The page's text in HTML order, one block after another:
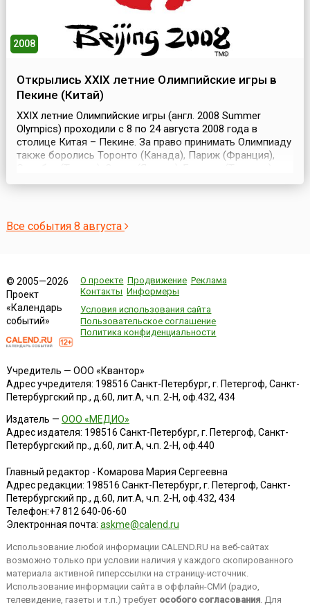
2008
Открылись XXIX летние Олимпийские игры в
Пекине (Китай)
XXIX летние Олимпийские игры (англ. 2008 Summer
Olympics) проходили с 8 по 24 августа 2008 года в
столице Китая – Пекине. За право принимать Олимпиаду
также боролись Торонто (Канада), Париж (Франция),
Каир (Египет), Гавана (Куба), Куала-Лумпур (Малайзия) и
Все события 8 августа
© 2005—2026
Проект
«Календарь
событий»
О проекте Продвижение Реклама
Контакты Информеры
Условия использования сайта
Пользовательское соглашение
Политика конфиденциальности
Учредитель — ООО «Квантор»
Адрес учредителя: 198516 Санкт-Петербург, г. Петергоф, Санкт-
Петербургский пр., д.60, лит.А, ч.п. 2-Н, оф.432, 434
Издатель — ООО «МЕДИО»
Адрес издателя: 198516 Санкт-Петербург, г. Петергоф, Санкт-
Петербургский пр., д.60, лит.А, ч.п. 2-Н, оф.440
Главный редактор - Комарова Мария Сергеевна
Адрес редакции: 198516 Санкт-Петербург, г. Петергоф, Санкт-
Петербургский пр., д.60, лит.А, ч.п. 2-Н, оф.432, 434
Телефон:+7 812 640-06-60
Электронная почта: askme@calend.ru
Использование любой информации CALEND.RU на веб-сайтах
возможно только при условии наличия у каждого скопированного
материала активной гиперссылки на страницу-источник.
Использование информации сайта в оффлайн-СМИ (радио,
телевидение, газеты и т.п.) требует особого согласования. Для